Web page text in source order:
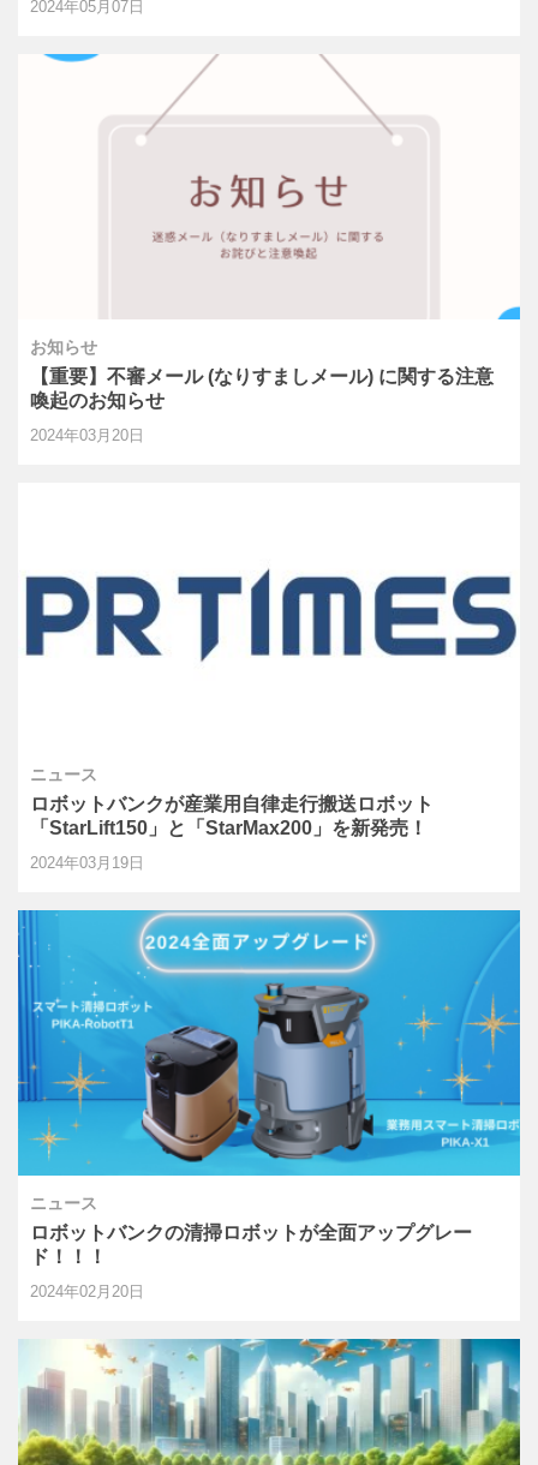
2024年05月07日
お知らせ
【重要】不審メール (なりすましメール) に関する注意
喚起のお知らせ
2024年03月20日
ニュース
ロボットバンクが産業用自律走行搬送ロボット
「StarLift150」と「StarMax200」を新発売！
2024年03月19日
ニュース
ロボットバンクの清掃ロボットが全面アップグレー
ド！！！
2024年02月20日